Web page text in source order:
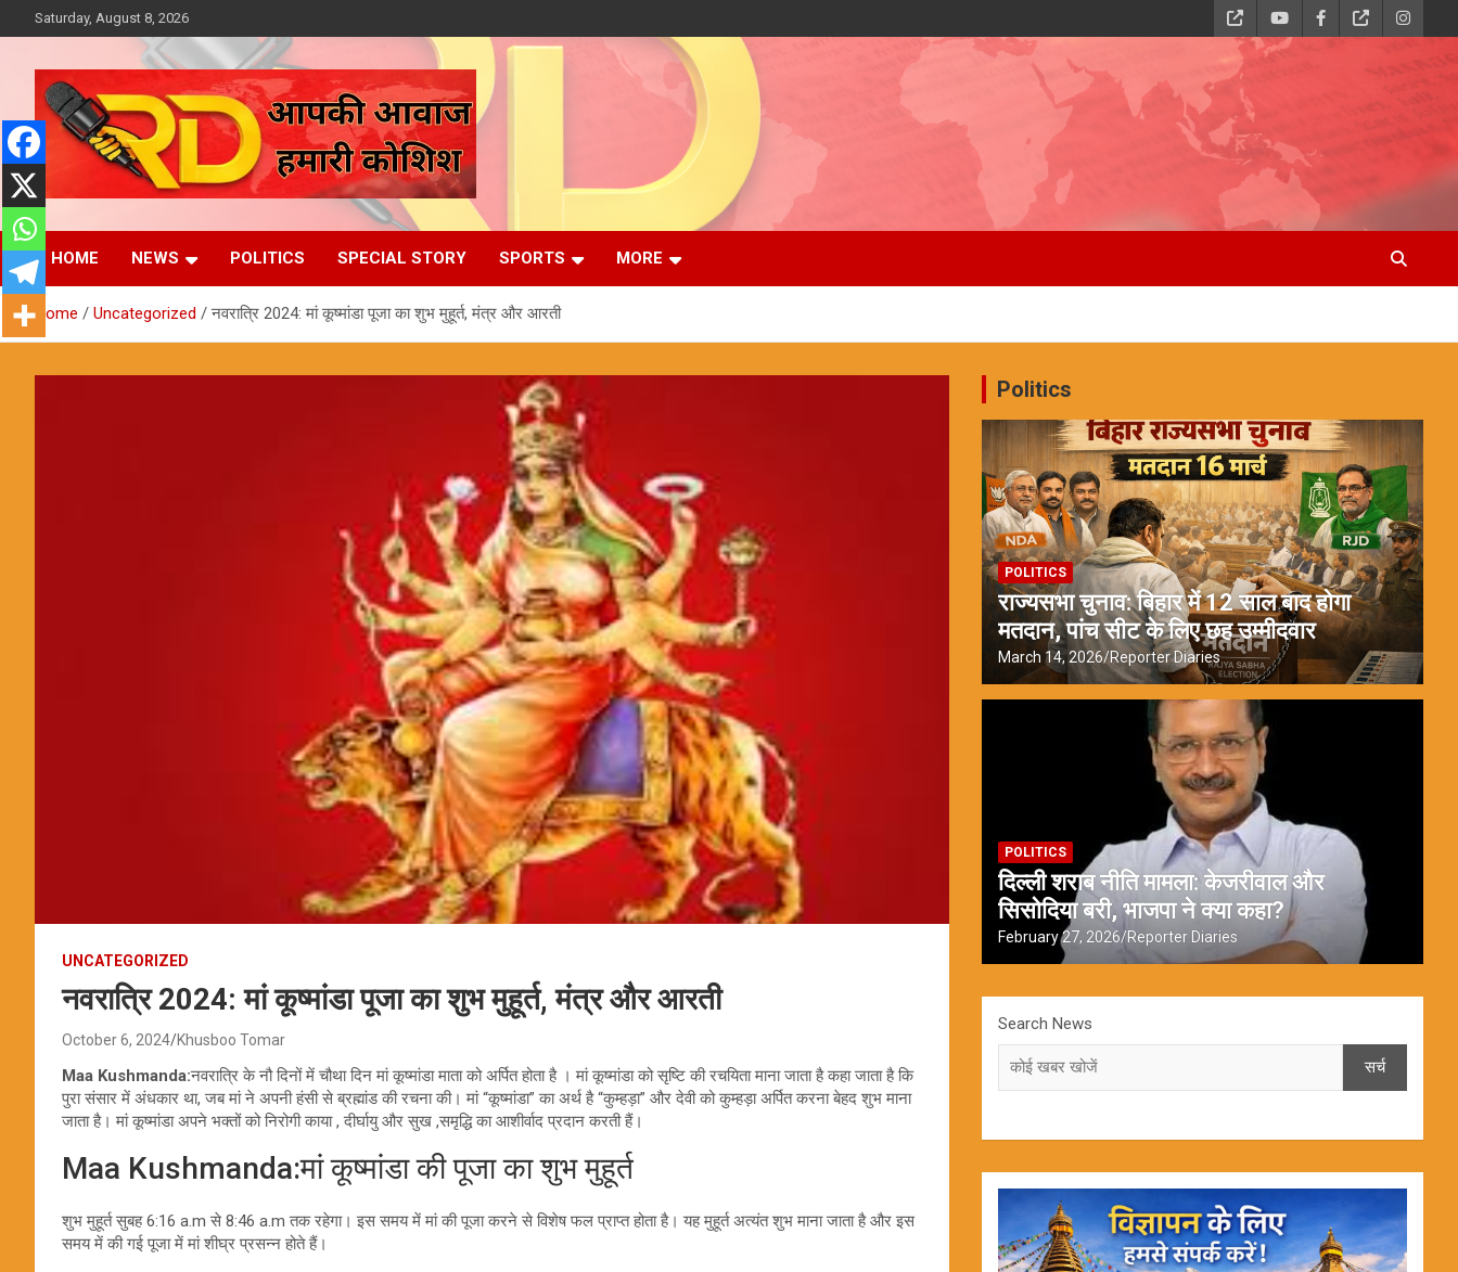
to
Saturday, August 8, 2026
Reporter Diaries
आपकी आवाज, हमारी कोशिश
HOME NEWS POLITICS SPECIAL STORY SPORTS MORE
Home Uncategorized नवरात्रि 2024: मां कूष्मांडा पूजा का शुभ मुहूर्त, मंत्र और आरती
UNCATEGORIZED
नवरात्रि 2024: मां कूष्मांडा पूजा का शुभ मुहूर्त, मंत्र और आरती
October 6, 2024 Khusboo Tomar
Maa Kushmanda:नवरात्रि के नौ दिनों में चौथा दिन मां कूष्मांडा माता को अर्पित होता है । मां कूष्मांडा को सृष्टि की रचयिता माना जाता है कहा जाता है कि
पुरा संसार में अंधकार था, जब मां ने अपनी हंसी से ब्रह्मांड की रचना की। मां “कूष्मांडा” का अर्थ है “कुम्हड़ा” और देवी को कुम्हड़ा अर्पित करना बेहद शुभ माना
जाता है। मां कूष्मांडा अपने भक्तों को निरोगी काया , दीर्घायु और सुख ,समृद्धि का आशीर्वाद प्रदान करती हैं।
Maa Kushmanda:मां कूष्मांडा की पूजा का शुभ मुहूर्त
शुभ मुहूर्त सुबह 6:16 a.m से 8:46 a.m तक रहेगा। इस समय में मां की पूजा करने से विशेष फल प्राप्त होता है। यह मुहूर्त अत्यंत शुभ माना जाता है और इस
समय में की गई पूजा में मां शीघ्र प्रसन्न होते हैं।
Politics
POLITICS
राज्यसभा चुनाव: बिहार में 12 साल बाद होगा
मतदान, पांच सीट के लिए छह उम्मीदवार
March 14, 2026 Reporter Diaries
POLITICS
दिल्ली शराब नीति मामला: केजरीवाल और
सिसोदिया बरी, भाजपा ने क्या कहा?
February 27, 2026 Reporter Diaries
Search News
सर्च